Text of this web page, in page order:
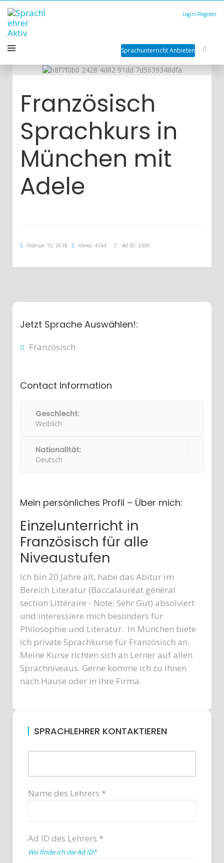
Login Register
Sprachunterricht Anbieten
Französisch
Sprachkurs in
München mit
Adele
Februar 15, 2018 Views: 4344 Ad ID: 3300
Jetzt Sprache Auswählen!:
Französisch
Contact Information
Geschlecht:
Weiblich
Nationalität:
Deutsch
Mein persönliches Profil – Über mich:
Einzelunterricht in
Französisch für alle
Niveaustufen
Ich bin 20 Jahre alt, habe das Abitur im
Bereich Literatur (Baccalauréat général
section Littéraire - Note: Sehr Gut) absolviert
und interessiere mich besonders für
Philosophie und Literatur. In München biete
ich private Sprachkurse für Französisch an.
Meine Kurse richten sich an Lerner auf allen
Sprachniveaus. Gerne komme ich zu Ihnen
nach Hause oder in Ihre Firma.
SPRACHLEHRER KONTAKTIEREN
Name des Lehrers *
Ad ID des Lehrers *
Wo finde ich die Ad ID?